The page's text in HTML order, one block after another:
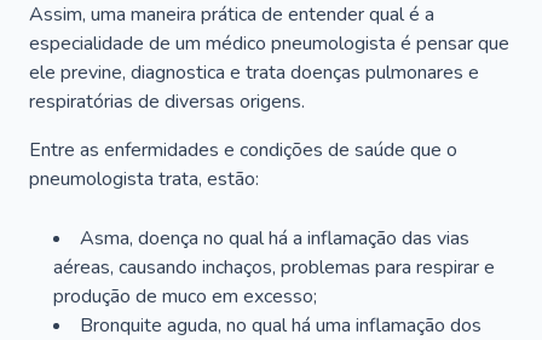
Assim, uma maneira prática de entender qual é a
especialidade de um médico pneumologista é pensar que
ele previne, diagnostica e trata doenças pulmonares e
respiratórias de diversas origens.
Entre as enfermidades e condições de saúde que o
pneumologista trata, estão:
Asma, doença no qual há a inflamação das vias
aéreas, causando inchaços, problemas para respirar e
produção de muco em excesso;
Bronquite aguda, no qual há uma inflamação dos